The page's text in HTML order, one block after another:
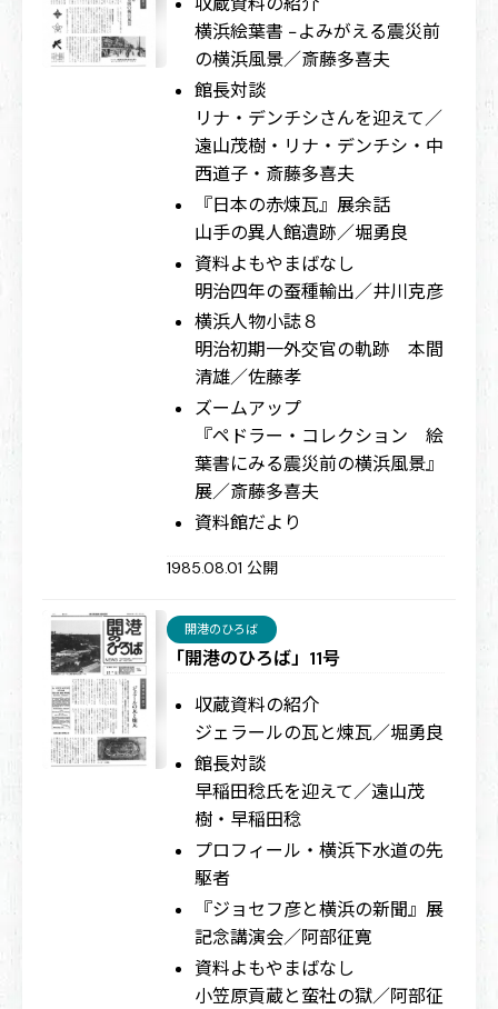
横浜絵葉書 −よみがえる震災前
の横浜風景／斎藤多喜夫
館長対談
リナ・デンチシさんを迎えて／
遠山茂樹・リナ・デンチシ・中
西道子・斎藤多喜夫
『日本の赤煉瓦』展余話
山手の異人館遺跡／堀勇良
資料よもやまばなし
明治四年の蚕種輸出／井川克彦
横浜人物小誌８
明治初期一外交官の軌跡 本間
清雄／佐藤孝
ズームアップ
『ペドラー・コレクション 絵
葉書にみる震災前の横浜風景』
展／斎藤多喜夫
資料館だより
1985.08.01 公開
「開港のひろば」11号
開港のひろば
収蔵資料の紹介
ジェラールの瓦と煉瓦／堀勇良
館長対談
早稲田稔氏を迎えて／遠山茂
樹・早稲田稔
プロフィール・横浜下水道の先
駆者
『ジョセフ彦と横浜の新聞』展
記念講演会／阿部征寛
資料よもやまばなし
小笠原貢蔵と蛮社の獄／阿部征